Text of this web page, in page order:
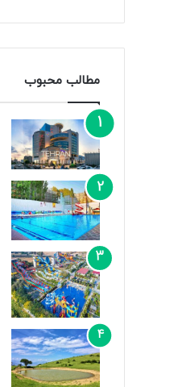
مطالب محبوب